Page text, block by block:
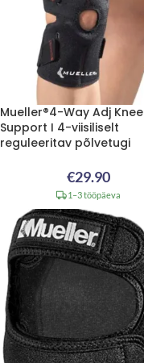
Mueller®4-Way Adj Knee
Support I 4-viisiliselt
reguleeritav põlvetugi
€29.90
1–3 tööpäeva